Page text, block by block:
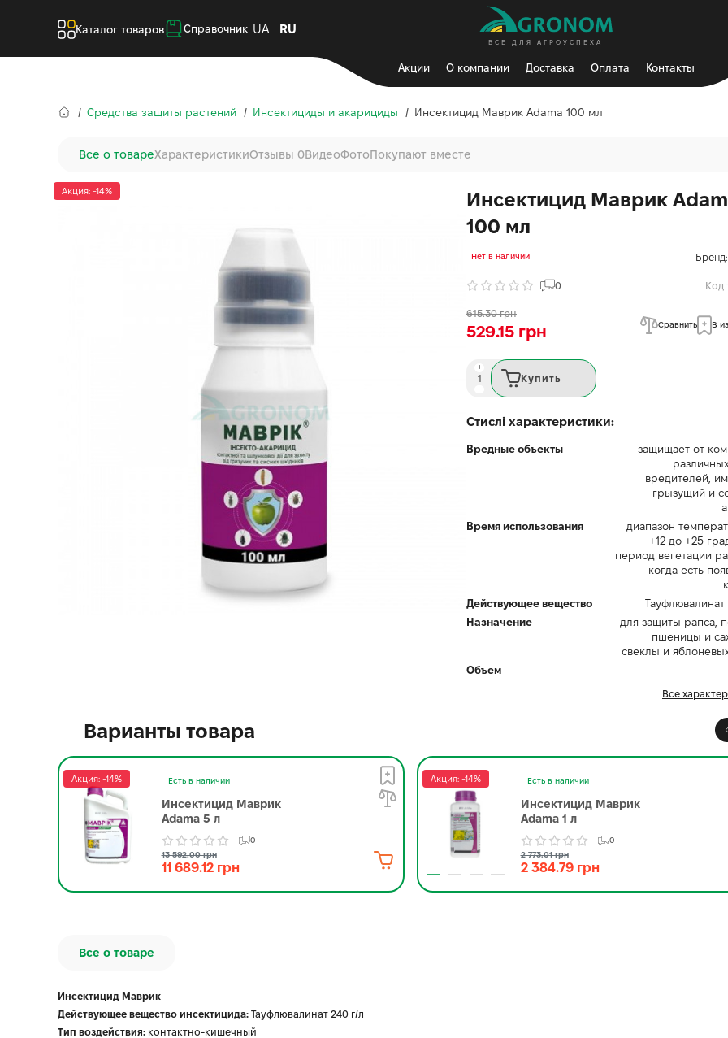
Каталог товаров Справочник UA RU
ВСЕ ДЛЯ АГРОУСПЕХА
Акции О компании Доставка Оплата Контакты
Средства защиты растений Инсектициды и акарициды Инсектицид Маврик Adama 100 мл
Все о товареХарактеристикиОтзывы 0ВидеоФотоПокупают вместе
Акция: -14%
Инсектицид Маврик
100 мл
Нет в наличии Бренд:
0 Код
615.30 грн
529.15 грн Сравнить В
Купить
Стислі характеристики:
Вредные объекты
защищает от
вредителей,
грызущий и
Время использования
диапазон
+12 до +25
период вегетации
когда есть
Действующее вещество
Тауфлювалинат
Назначение
для защиты рапса,
пшеницы и
свеклы и
Объем
Все
Варианты товара
Акция: -14% Есть в наличии
Инсектицид Маврик
Adama 5 л
0
13 592.00 грн
11 689.12 грн
Акция: -14% Есть в наличии
Инсектицид Маврик
Adama 1 л
0
2 773.01 грн
2 384.79 грн
Все о товаре
Инсектицид Маврик
Действующее вещество инсектицида: Тауфлювалинат 240 г/л
Тип воздействия: контактно-кишечный